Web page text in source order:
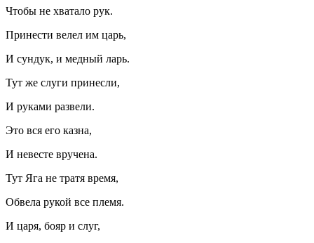
Чтобы не хватало рук.
Принести велел им царь,
И сундук, и медный ларь.
Тут же слуги принесли,
И руками развели.
Это вся его казна,
И невесте вручена.
Тут Яга не тратя время,
Обвела рукой все племя.
И царя, бояр и слуг,